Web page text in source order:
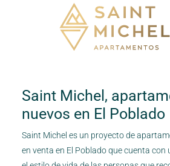
Saint Michel,
nuevos en El Poblado
Saint Michel es un proyecto de
en venta en El Poblado que cuenta con